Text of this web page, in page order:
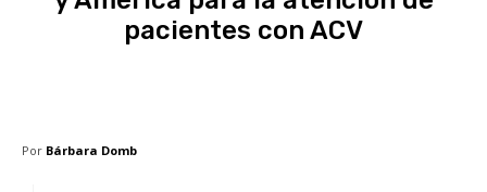
pacientes con ACV
Por Bárbara Domb